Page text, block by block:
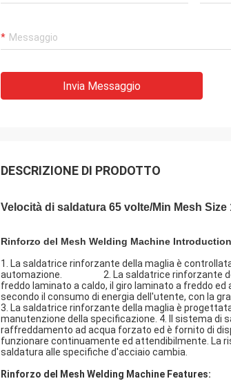
Invia Messaggio
DESCRIZIONE DI PRODOTTO
Velocità di saldatura 65 volte/Min Mesh
Rinforzo del Mesh Welding Machine
1. La saldatrice rinforzante della maglia è
automazione. 2. La saldatrice rinforzante della
freddo laminato a caldo, il giro laminato a freddo
secondo il consumo di energia dell'utente, con la
3. La saldatrice rinforzante della maglia è
manutenzione della specificazione. 4. Il sistema di
raffreddamento ad acqua forzato ed è fornito di
funzionare continuamente ed attendibilmente. La
saldatura alle specifiche d'acciaio cambia.
Rinforzo del Mesh Welding Machine Features: